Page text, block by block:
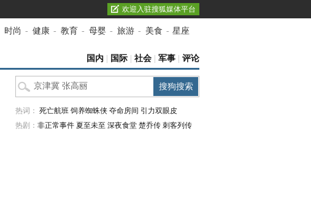
欢迎入驻搜狐媒体平台
时尚 - 健康 - 教育 - 母婴 - 旅游 - 美食 - 星座
国内 国际 社会 军事 评论
热词： 死亡航班 饲养蜘蛛侠 夺命房间 引力双眼皮
热剧： 非正常事件 夏至未至 深夜食堂 楚乔传 刺客列传